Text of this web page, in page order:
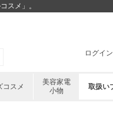
スメ」。
ログイン
コスメ
美容家電
小物
取扱い